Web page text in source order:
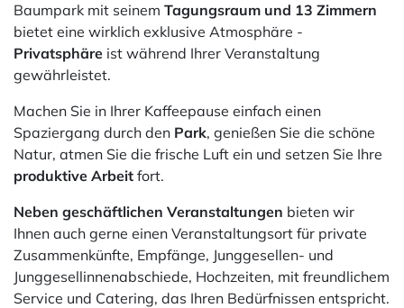
Baumpark mit seinem Tagungsraum und 13 Zimmern
bietet eine wirklich exklusive Atmosphäre -
Privatsphäre ist während Ihrer Veranstaltung
gewährleistet.
Machen Sie in Ihrer Kaffeepause einfach einen
Spaziergang durch den Park, genießen Sie die schöne
Natur, atmen Sie die frische Luft ein und setzen Sie Ihre
produktive Arbeit fort.
Neben geschäftlichen Veranstaltungen bieten wir
Ihnen auch gerne einen Veranstaltungsort für private
Zusammenkünfte, Empfänge, Junggesellen- und
Junggesellinnenabschiede, Hochzeiten, mit freundlichem
Service und Catering, das Ihren Bedürfnissen entspricht.